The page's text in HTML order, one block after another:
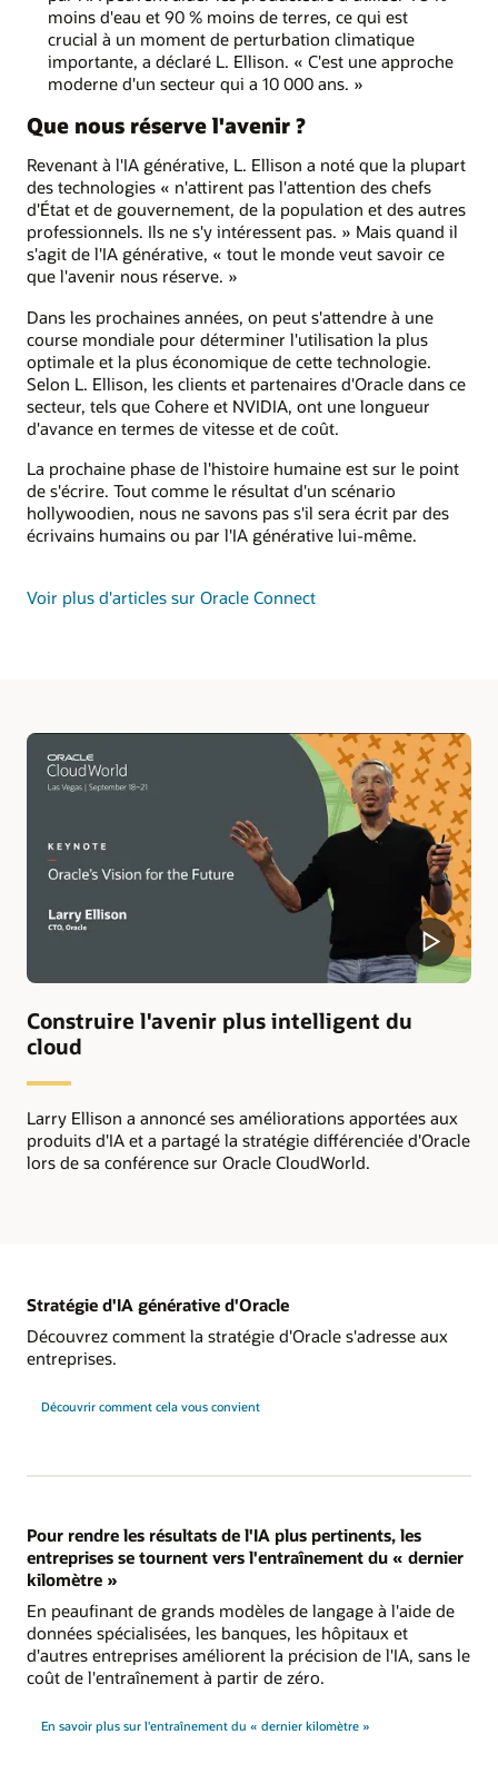
moins d'eau et 90 % moins de terres, ce qui est
crucial à un moment de perturbation climatique
importante, a déclaré L. Ellison. « C'est une approche
moderne d'un secteur qui a 10 000 ans. »
Que nous réserve l'avenir ?
Revenant à l'IA générative, L. Ellison a noté que la plupart
des technologies « n'attirent pas l'attention des chefs
d'État et de gouvernement, de la population et des autres
professionnels. Ils ne s'y intéressent pas. » Mais quand il
s'agit de l'IA générative, « tout le monde veut savoir ce
que l'avenir nous réserve. »
Dans les prochaines années, on peut s'attendre à une
course mondiale pour déterminer l'utilisation la plus
optimale et la plus économique de cette technologie.
Selon L. Ellison, les clients et partenaires d'Oracle dans ce
secteur, tels que Cohere et NVIDIA, ont une longueur
d'avance en termes de vitesse et de coût.
La prochaine phase de l'histoire humaine est sur le point
de s'écrire. Tout comme le résultat d'un scénario
hollywoodien, nous ne savons pas s'il sera écrit par des
écrivains humains ou par l'IA générative lui-même.
Voir plus d'articles sur Oracle Connect
Construire l'avenir plus intelligent du
cloud
Larry Ellison a annoncé ses améliorations apportées aux
produits d'IA et a partagé la stratégie différenciée d'Oracle
lors de sa conférence sur Oracle CloudWorld.
Stratégie d'IA générative d'Oracle
Découvrez comment la stratégie d'Oracle s'adresse aux
entreprises.
Découvrir comment cela vous convient
Pour rendre les résultats de l'IA plus pertinents, les
entreprises se tournent vers l'entraînement du « dernier
kilomètre »
En peaufinant de grands modèles de langage à l'aide de
données spécialisées, les banques, les hôpitaux et
d'autres entreprises améliorent la précision de l'IA, sans le
coût de l'entraînement à partir de zéro.
En savoir plus sur l'entraînement du « dernier kilomètre »